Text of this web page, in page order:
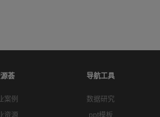
荟
案例
资源
导航工具
数据研究
ppt模板